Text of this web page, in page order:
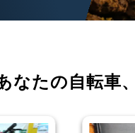
なたの自転車、